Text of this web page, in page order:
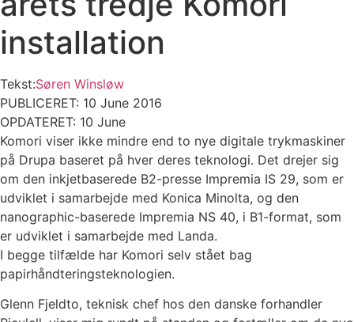
installation
Tekst:Søren Winsløw
PUBLICERET: 10 June 2016
OPDATERET: 10 June
Komori viser ikke mindre end to nye digitale trykmaskiner
på Drupa baseret på hver deres teknologi. Det drejer sig
om den inkjetbaserede B2-presse Impremia IS 29, som er
udviklet i samarbejde med Konica Minolta, og den
nanographic-baserede Impremia NS 40, i B1-format, som
er udviklet i samarbejde med Landa.
I begge tilfælde har Komori selv stået bag
papirhåndteringsteknologien.
Glenn Fjeldto, teknisk chef hos den danske forhandler